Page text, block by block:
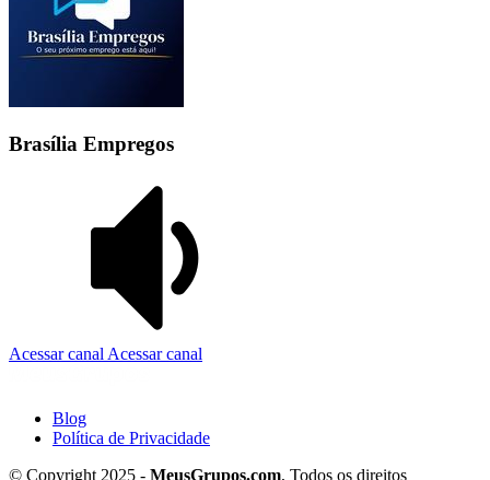
Brasília Empregos
Acessar canal Acessar canal
Blog
Política de Privacidade
© Copyright 2025 - MeusGrupos.com, Todos os direitos